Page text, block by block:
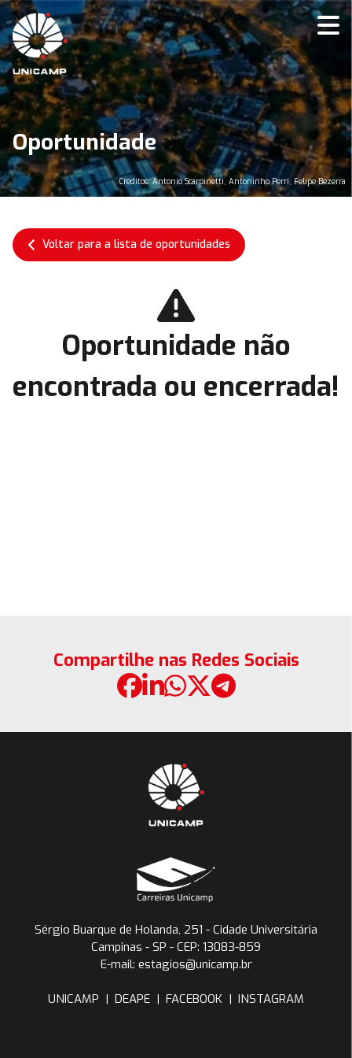
Oportunidade
Créditos: Antonio Scarpinetti, Antoninho Perri, Felipe Bezerra
Voltar para a lista de oportunidades
Oportunidade não
encontrada ou encerrada!
Compartilhe nas Redes Sociais
Sérgio Buarque de Holanda, 251 - Cidade Universitária
Campinas - SP - CEP: 13083-859
E-mail: estagios@unicamp.br
UNICAMP | DEAPE | FACEBOOK | INSTAGRAM